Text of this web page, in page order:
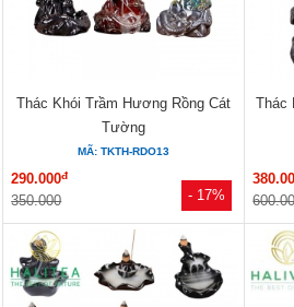
- 17%
Thác Khói Trầm Hương Rồng Cát
Tường
MÃ: TKTH-RDO13
290.000đ
350.000
Thác